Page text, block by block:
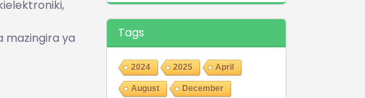
mazingira ya
Tags
2024 2025 April
August December